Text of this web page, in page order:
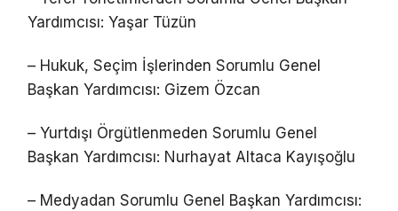
Yardımcısı: Yaşar Tüzün
– Hukuk, Seçim İşlerinden Sorumlu Genel
Başkan Yardımcısı: Gizem Özcan
– Yurtdışı Örgütlenmeden Sorumlu Genel
Başkan Yardımcısı: Nurhayat Altaca Kayışoğlu
– Medyadan Sorumlu Genel Başkan Yardımcısı: